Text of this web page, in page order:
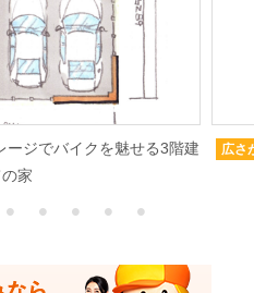
ージでバイクを魅せる3階建
家
広さ